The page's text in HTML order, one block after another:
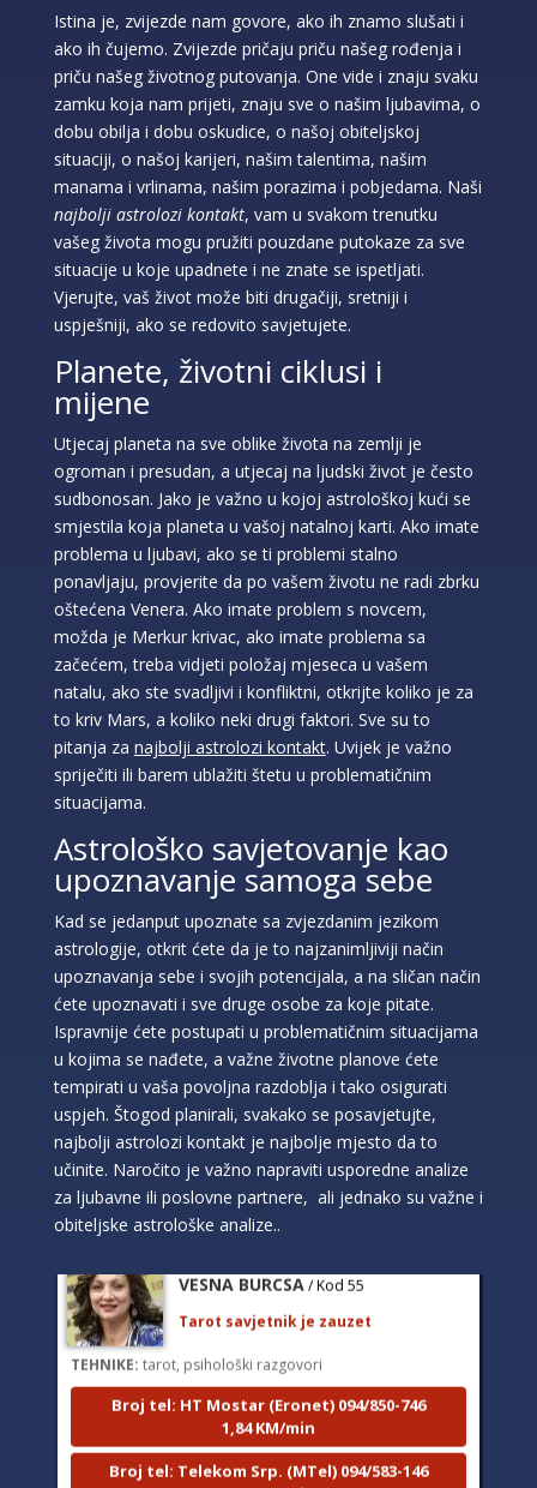
Istina je, zvijezde nam govore, ako ih znamo slušati i
ako ih čujemo. Zvijezde pričaju priču našeg rođenja i
priču našeg životnog putovanja. One vide i znaju svaku
zamku koja nam prijeti, znaju sve o našim ljubavima, o
dobu obilja i dobu oskudice, o našoj obiteljskoj
situaciji, o našoj karijeri, našim talentima, našim
manama i vrlinama, našim porazima i pobjedama. Naši
najbolji astrolozi kontakt, vam u svakom trenutku
vašeg života mogu pružiti pouzdane putokaze za sve
situacije u koje upadnete i ne znate se ispetljati.
Vjerujte, vaš život može biti drugačiji, sretniji i
uspješniji, ako se redovito savjetujete.
Planete, životni ciklusi i
mijene
Utjecaj planeta na sve oblike života na zemlji je
ogroman i presudan, a utjecaj na ljudski život je često
sudbonosan. Jako je važno u kojoj astrološkoj kući se
smjestila koja planeta u vašoj natalnoj karti. Ako imate
problema u ljubavi, ako se ti problemi stalno
ponavljaju, provjerite da po vašem životu ne radi zbrku
oštećena Venera. Ako imate problem s novcem,
možda je Merkur krivac, ako imate problema sa
začećem, treba vidjeti položaj mjeseca u vašem
natalu, ako ste svadljivi i konfliktni, otkrijte koliko je za
to kriv Mars, a koliko neki drugi faktori. Sve su to
pitanja za najbolji astrolozi kontakt. Uvijek je važno
spriječiti ili barem ublažiti štetu u problematičnim
situacijama.
Astrološko savjetovanje kao
upoznavanje samoga sebe
Kad se jedanput upoznate sa zvjezdanim jezikom
astrologije, otkrit ćete da je to najzanimljiviji način
upoznavanja sebe i svojih potencijala, a na sličan način
ćete upoznavati i sve druge osobe za koje pitate.
Ispravnije ćete postupati u problematičnim situacijama
u kojima se nađete, a važne životne planove ćete
tempirati u vaša povoljna razdoblja i tako osigurati
uspjeh. Štogod planirali, svakako se posavjetujte,
najbolji astrolozi kontakt je najbolje mjesto da to
učinite. Naročito je važno napraviti usporedne analize
za ljubavne ili poslovne partnere, ali jednako su važne i
obiteljske astrološke analize..
Tarot savjetnik je slobodan
TEHNIKE:astrologija, tarot, numerološki tarot, visak, feng
shui numerologija, anđeoski brojevi, tumačenje snova,
rune, kristali, reiki, terapija bojama, anđeoske karte,
iscjeljivanje anđeoskim energijama
Broj tel: HT Mostar (Eronet) 094/850-746
1,84 KM/min
Broj tel: Telekom Srp. (MTel) 094/583-146
2,45 KM/min
Broj tel: BH Telecom 094/270-128
2,42 KM/min
TEHNIKE:tarot, psihološki razgovori
Broj tel: HT Mostar (Eronet) 094/850-746
1,84 KM/min
Broj tel: Telekom Srp. (MTel) 094/583-146
2,45 KM/min